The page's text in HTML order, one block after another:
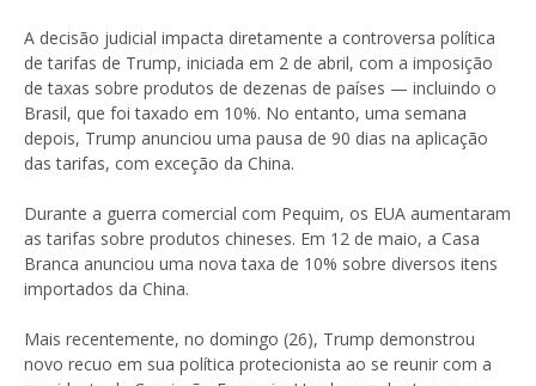
A decisão judicial impacta diretamente a controversa política
de tarifas de Trump, iniciada em 2 de abril, com a imposição
de taxas sobre produtos de dezenas de países — incluindo o
Brasil, que foi taxado em 10%. No entanto, uma semana
depois, Trump anunciou uma pausa de 90 dias na aplicação
das tarifas, com exceção da China.
Durante a guerra comercial com Pequim, os EUA aumentaram
as tarifas sobre produtos chineses. Em 12 de maio, a Casa
Branca anunciou uma nova taxa de 10% sobre diversos itens
importados da China.
Mais recentemente, no domingo (26), Trump demonstrou
novo recuo em sua política protecionista ao se reunir com a